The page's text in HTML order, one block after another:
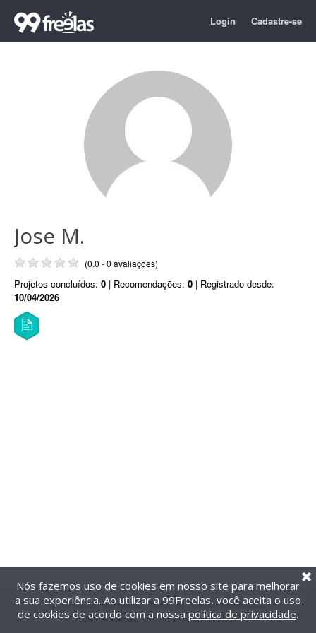
Login Cadastre-se
Jose M.
(0.0 - 0 avaliações)
Projetos concluídos: 0 | Recomendações: 0 | Registrado desde:
10/04/2026
@2014-2026 99Freelas. Todos os direitos reservados.
Termos de uso| Política de privacidade
Nós fazemos uso de cookies em nosso site para melhorar
a sua experiência. Ao utilizar a 99Freelas, você aceita o uso
de cookies de acordo com a nossa política de privacidade.